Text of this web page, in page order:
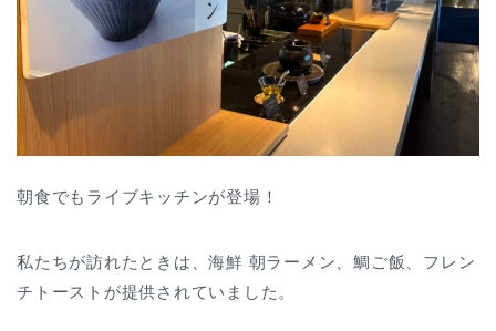
朝食でもライブキッチンが登場！
私たちが訪れたときは、海鮮 朝ラーメン、鯛ご飯、フレン
チトーストが提供されていました。